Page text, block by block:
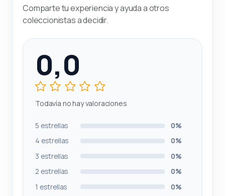
Comparte tu experiencia y ayuda a otros
coleccionistas a decidir.
0,0
Todavía no hay valoraciones
5 estrellas
0%
4 estrellas
0%
3 estrellas
0%
2 estrellas
0%
1 estrellas
0%